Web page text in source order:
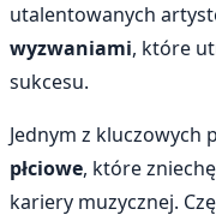
utalentowanych
wyzwaniami, które
sukcesu.
Jednym z kluczowych
płciowe, które
kariery muzycznej.